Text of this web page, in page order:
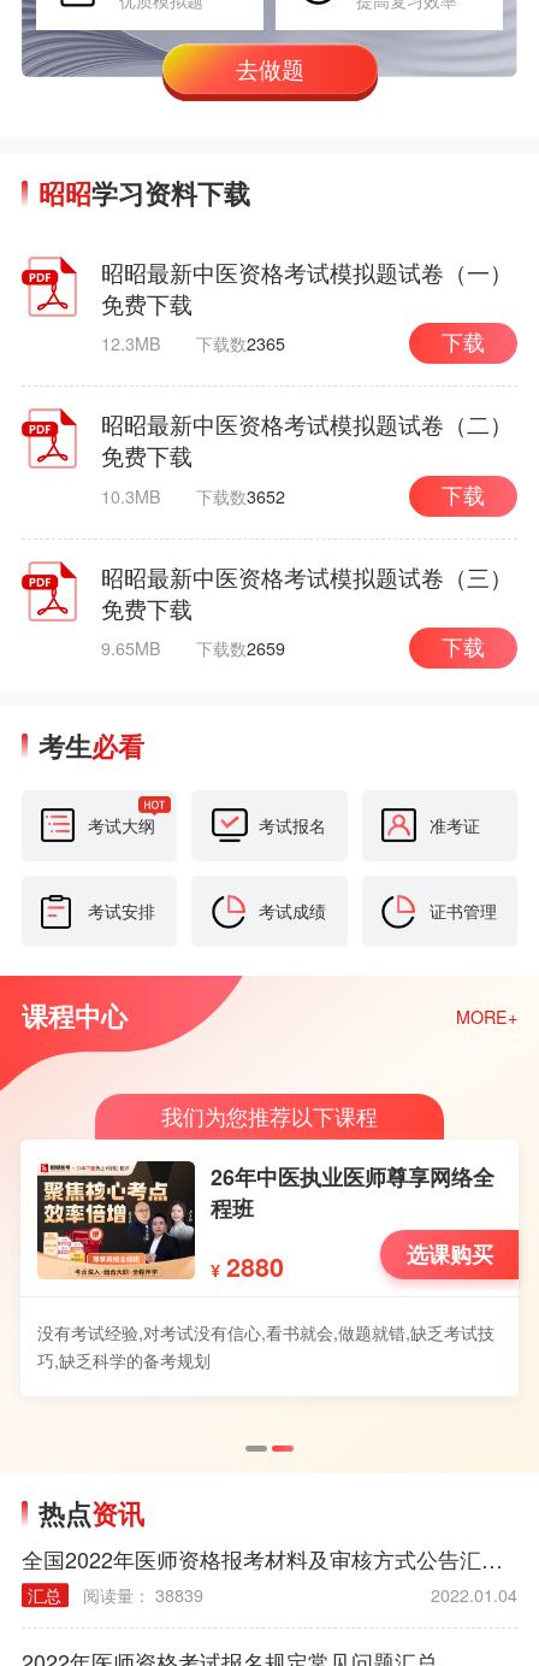
去做题
昭昭学习资料下载
昭昭最新中医资格考试模拟题试卷（一）
免费下载
12.3MB 下载数2365 下载
昭昭最新中医资格考试模拟题试卷（二）
免费下载
10.3MB 下载数3652 下载
昭昭最新中医资格考试模拟题试卷（三）
免费下载
9.65MB 下载数2659 下载
考生必看
考试大纲 考试报名 准考证
考试安排 考试成绩 证书管理
课程中心 MORE+
我们为您推荐以下课程
26年中医执业医师尊享网络全
程班
¥ 2880 选课购买
没有考试经验,对考试没有信心,看书就会,做题就错,缺乏考试技
巧,缺乏科学的备考规划
热点资讯
全国2022年医师资格报考材料及审核方式公告汇总（各考区）
汇总 阅读量： 38839 2022.01.04